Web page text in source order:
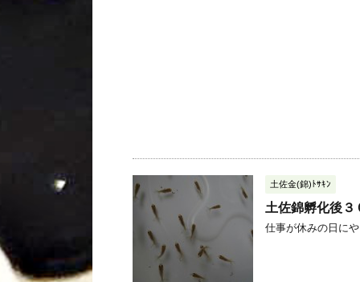
土佐金(錦)ﾄｻｷﾝ
土佐錦孵化後３
仕事が休みの日に